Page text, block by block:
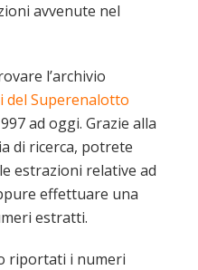
avvenute nel
l’archivio
del Superenalotto
ad oggi. Grazie alla
di ricerca, potrete
estrazioni relative ad
effettuare una
estratti.
riportati i numeri